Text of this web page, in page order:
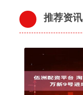
推荐资讯